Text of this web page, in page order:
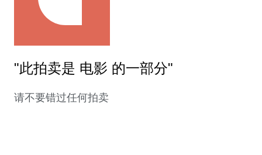
"此拍卖是 电影 的一部分"
请不要错过任何拍卖